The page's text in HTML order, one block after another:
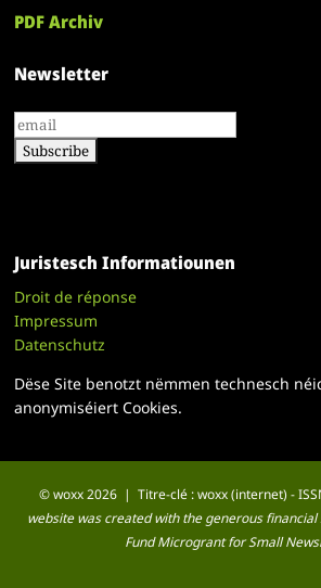
PDF Archiv
Newsletter
Juristesch Informatiounen
Droit de réponse
Impressum
Datenschutz
Dëse Site benotzt nëmmen technesch
anonymiséiert Cookies.
© woxx 2026 | Titre-clé : woxx (internet) -
website was created with the generous
Fund Microgrant for Small